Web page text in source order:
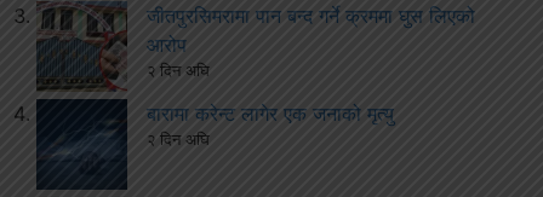
जीतपुरसिमरामा पान बन्द गर्ने क्रममा घुस लिएको
आरोप
२ दिन अघि
बारामा करेन्ट लागेर एक जनाको मृत्यु
२ दिन अघि